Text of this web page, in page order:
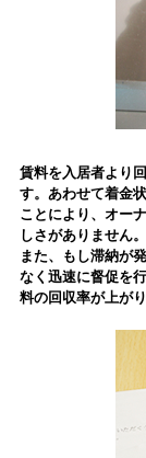
賃料を入居者より
す。あわせて着金
ことにより、オー
しさがありません。
また、もし滞納が
なく迅速に督促を
料の回収率が上がり